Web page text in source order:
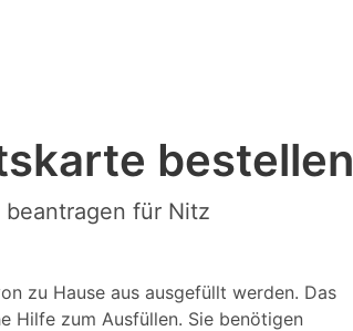
bestellen
für Nitz
zu Hause aus ausgefüllt werden. Das
Hilfe zum Ausfüllen. Sie benötigen